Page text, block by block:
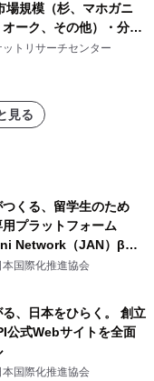
場規模（杉、マホガニ
ーク、その他）・分析
トリサーチセンター
見る
くる、留学生のため
プラットフォーム
Network（JAN）β版
国際化推進協会
、日本をひらく。 創立
公式Webサイトを全面
国際化推進協会